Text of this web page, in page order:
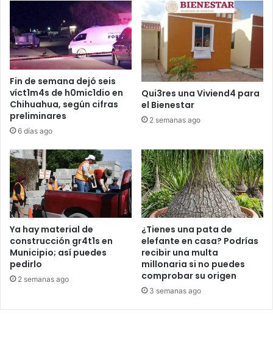
Fin de semana dejó seis
víct1m4s de h0mic1dio en
Chihuahua, según cifras
preliminares
6 días ago
Qui3res una Viviend4 para
el Bienestar
2 semanas ago
Ya hay material de
construcción gr4t1s en
Municipio; así puedes
pedirlo
2 semanas ago
¿Tienes una pata de
elefante en casa? Podrías
recibir una multa
millonaria si no puedes
comprobar su origen
3 semanas ago